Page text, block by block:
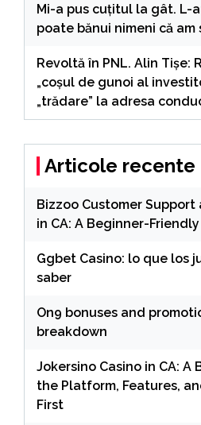
Mi-a pus cuțitul la gât. L-
poate bănui nimeni că
Revoltă în PNL. Alin Tișe:
„coșul de gunoi al
„trădare” la adresa
Articole recente
Bizzoo Customer
in CA: A Beginner-
Ggbet Casino: lo que los
saber
On9 bonuses and
breakdown
Jokersino Casino in CA: A
the Platform, Features,
First